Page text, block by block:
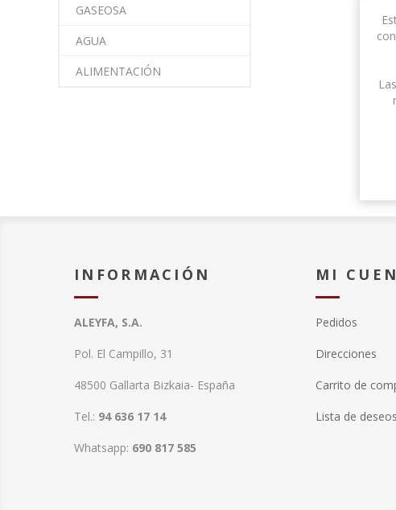
GASEOSA
AGUA
ALIMENTACIÓN
INFORMACIÓN
ALEYFA, S.A.
Pol. El Campillo, 31
48500 Gallarta Bizkaia- España
Tel.: 94 636 17 14
Whatsapp: 690 817 585
MI
Pedidos
Direcciones
Carrito de
Lista de deseos